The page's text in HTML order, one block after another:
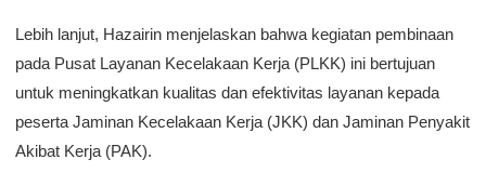
Lebih lanjut, Hazairin menjelaskan bahwa kegiatan pembinaan
pada Pusat Layanan Kecelakaan Kerja (PLKK) ini bertujuan
untuk meningkatkan kualitas dan efektivitas layanan kepada
peserta Jaminan Kecelakaan Kerja (JKK) dan Jaminan Penyakit
Akibat Kerja (PAK).